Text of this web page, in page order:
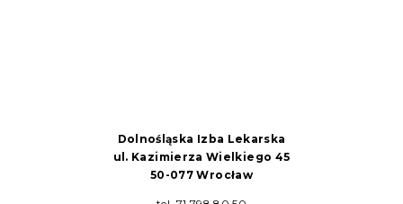
Dolnośląska Izba Lekarska
ul. Kazimierza Wielkiego 45
50-077 Wrocław